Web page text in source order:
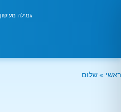
גמילה מעישון
ראשי » שלום